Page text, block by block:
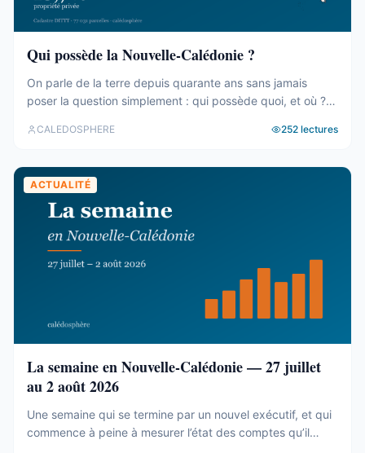
Qui possède la Nouvelle-Calédonie ?
On parle de la terre depuis quarante ans sans jamais
poser la question simplement : qui possède quoi, et où ?
agrégé ses 77 031 parcelles. Le résultat tient en trois
CALEDOSPHERE 252 lectures
ACTUALITÉ
La semaine en Nouvelle-Calédonie — 27 juillet
au 2 août 2026
Une semaine qui se termine par un nouvel exécutif, et qui
commence à peine à mesurer l’état des comptes qu’il